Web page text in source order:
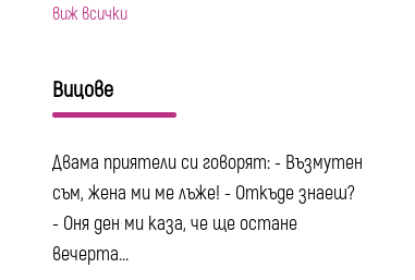
виж всички
Вицове
Двама приятели си говорят: - Възмутен
съм, жена ми ме лъже! - Откъде знаеш?
- Оня ден ми каза, че ще остане
вечерта...